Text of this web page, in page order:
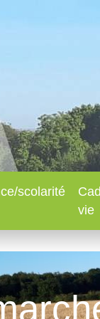
scolarité
vie